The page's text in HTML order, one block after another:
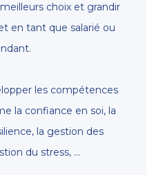
choix et grandir
en tant que salarié ou
les compétences
la confiance en soi, la
la gestion des
du stress, …